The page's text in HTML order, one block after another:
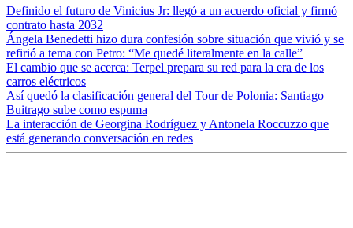
Definido el futuro de Vinicius Jr: llegó a un acuerdo oficial y firmó
contrato hasta 2032
Ángela Benedetti hizo dura confesión sobre situación que vivió y se
refirió a tema con Petro: “Me quedé literalmente en la calle”
El cambio que se acerca: Terpel prepara su red para la era de los
carros eléctricos
Así quedó la clasificación general del Tour de Polonia: Santiago
Buitrago sube como espuma
La interacción de Georgina Rodríguez y Antonela Roccuzzo que
está generando conversación en redes